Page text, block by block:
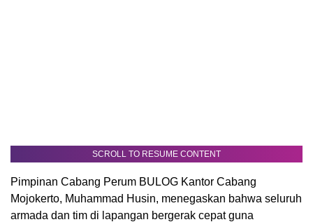
SCROLL TO RESUME CONTENT
Pimpinan Cabang Perum BULOG Kantor Cabang
Mojokerto, Muhammad Husin, menegaskan bahwa seluruh
armada dan tim di lapangan bergerak cepat guna